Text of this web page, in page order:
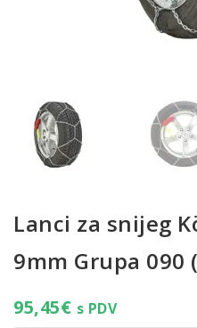
Lanci za snijeg
9mm Grupa 090
95,45€ s PDV